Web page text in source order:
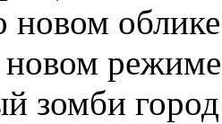
новом
режиме
зомби